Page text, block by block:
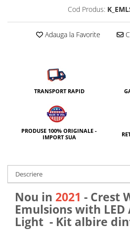
Cod Produs:
Adauga la Favorite
TRANSPORT RAPID
PRODUSE 100% ORIGINALE -
IMPORT SUA
Descriere
Nou in 2021 - Crest
Emulsions with
Light - Kit albire